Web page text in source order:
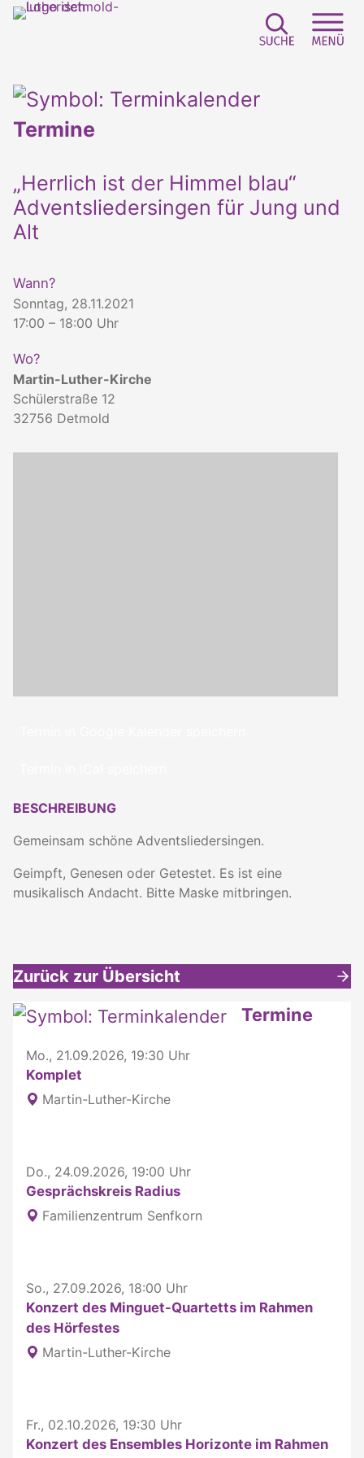
Termine
„Herrlich ist der Himmel blau“
Adventsliedersingen für Jung und
Alt
Wann?
Sonntag, 28.11.2021
17:00 – 18:00 Uhr
Wo?
Martin-Luther-Kirche
Schülerstraße 12
32756 Detmold
BESCHREIBUNG
Gemeinsam schöne Adventsliedersingen.
Geimpft, Genesen oder Getestet. Es ist eine
musikalisch Andacht. Bitte Maske mitbringen.
Zurück zur Übersicht
Weitere interessante Inhalte Termine
Mo., 21.09.2026, 19:30 Uhr
Komplet
Martin-Luther-Kirche
Do., 24.09.2026, 19:00 Uhr
Gesprächskreis Radius
Familienzentrum Senfkorn
So., 27.09.2026, 18:00 Uhr
Konzert des Minguet-Quartetts im Rahmen
des Hörfestes
Martin-Luther-Kirche
Fr., 02.10.2026, 19:30 Uhr
Konzert des Ensembles Horizonte im Rahmen